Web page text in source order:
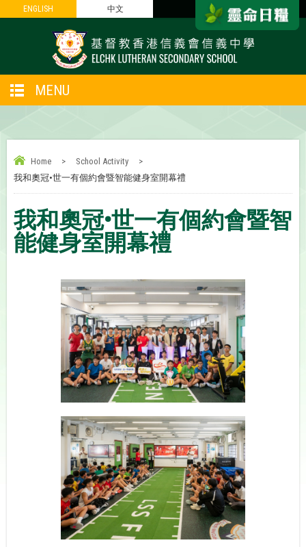
ENGLISH 中文
ENGLISH 中文
MENU
Home > School Activity
>
我和奧冠•世一有個約會暨智能健身室開幕禮
我和奧冠•世一有個約會暨智
能健身室開幕禮